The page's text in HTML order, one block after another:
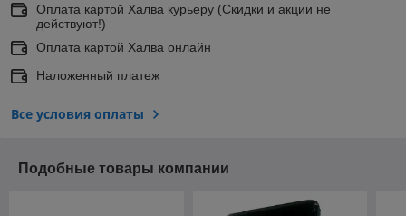
Оплата картой Халва курьеру (Скидки и акции не
действуют!)
Оплата картой Халва онлайн
Наложенный платеж
Все условия оплаты
Подобные товары компании